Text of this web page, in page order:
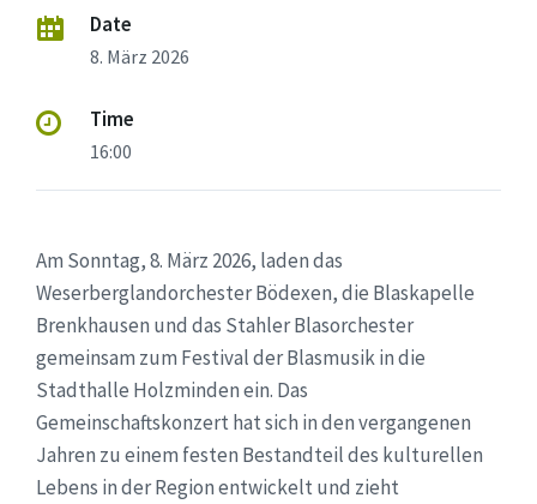
Date
8. März 2026
Time
16:00
Am Sonntag, 8. März 2026, laden das
Weserberglandorchester Bödexen, die Blaskapelle
Brenkhausen und das Stahler Blasorchester
gemeinsam zum Festival der Blasmusik in die
Stadthalle Holzminden ein. Das
Gemeinschaftskonzert hat sich in den vergangenen
Jahren zu einem festen Bestandteil des kulturellen
Lebens in der Region entwickelt und zieht